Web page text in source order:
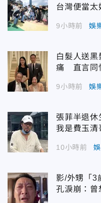
台灣便當太
9小時前 娛
白髮人送
痛 直言同
9小時前 娛
張菲半退休
我是費玉清
10小時前
影/外甥「
孔淚崩：曾